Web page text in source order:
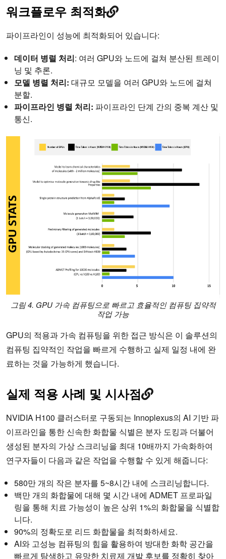
워크플로우 최적화
파이프라인이 성능에 최적화되어 있습니다:
데이터 병렬 처리: 여러 GPU와 노드에 걸쳐 분산된 트레이
닝 및 추론.
모델 병렬 처리: 대규모 모델을 여러 GPU와 노드에 걸쳐
분할.
파이프라인 병렬 처리: 파이프라인 단계 간의 중복 계산 및
통신.
그림 4. GPU 가속 컴퓨팅으로 빠르고 효율적인 컴퓨팅 집약적
작업 가능
GPU의 적용과 가속 컴퓨팅을 위한 접근 방식은 이 솔루션의
컴퓨팅 집약적인 작업을 빠르게 수행하고 실제 일정 내에 완
료하는 것을 가능하게 했습니다.
실제 적용 사례 및 시사점
NVIDIA H100 클러스터로 구동되는 Innoplexus의 AI 기반 파
이프라인을 통한 신속한 화합물 식별은 분자 도킹과 더불어
생성된 분자의 가상 스크리닝을 최대 10배까지 가속화하여
연구자들이 다음과 같은 작업을 수행할 수 있게 해줍니다:
580만 개의 작은 분자를 5~8시간 내에 스크리닝합니다.
백만 개의 화합물에 대해 몇 시간 내에 ADMET 프로파일
링을 통해 치료 가능성이 높은 상위 1%의 화합물을 식별합
니다.
90%의 정확도로 리드 화합물을 최적화하세요.
AI와 고성능 컴퓨팅의 힘을 활용하여 방대한 화학 공간을
빠르게 탐색하고 유망한 치료제 개발 후보를 정확히 찾아